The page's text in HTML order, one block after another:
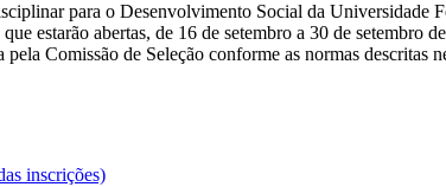
para o Desenvolvimento Social da Universidade
estarão abertas, de 16 de setembro a 30 de setembro
pela Comissão de Seleção conforme as normas descritas
inscrições)